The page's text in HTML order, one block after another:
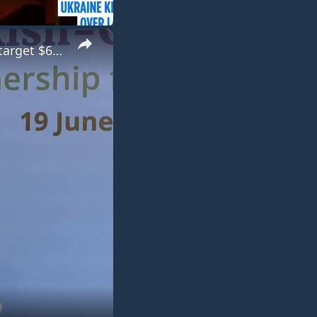
×
Türkiye: Türkiye, Germany sign economic cooperation protocol, target $60B trade volume.